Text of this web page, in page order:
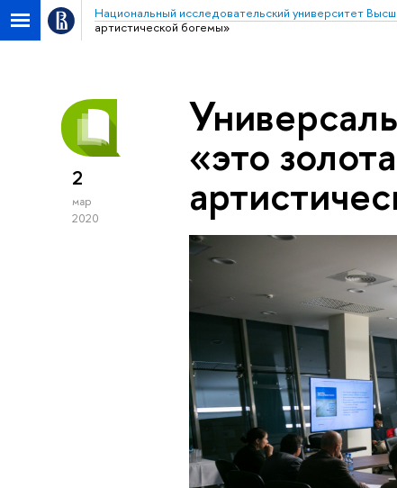
Национальный исследовательский университет
артистической богемы»
2
мар
2020
«это